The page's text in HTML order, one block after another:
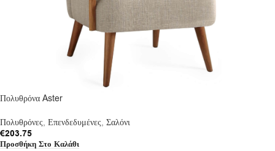
Πολυθρόνα Aster
Πολυθρόνες, Επενδεδυμένες, Σαλόνι
€203.75
Προσθήκη Στο Καλάθι